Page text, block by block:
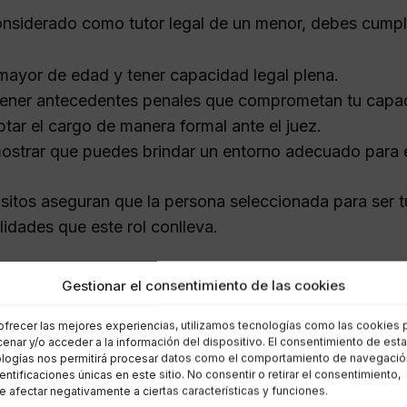
Gestionar el consentimiento de las cookies
las mejores experiencias, utilizamos tecnologías como las cookies
y/o acceder a la información del dispositivo. El consentimiento de
nos permitirá procesar datos como el comportamiento de
únicas en este sitio. No consentir o retirar el consentimiento,
afectar negativamente a ciertas características y funciones.
como tutor legal de un menor, debes
de edad y tener capacidad legal plena.
antecedentes penales que comprometan tu
el cargo de manera formal ante el juez.
que puedes brindar un entorno adecuado para
aseguran que la persona seleccionada para
que este rol conlleva.
recuperar la tutela de un
que un tutor haya perdido su tutela, existen dos vías